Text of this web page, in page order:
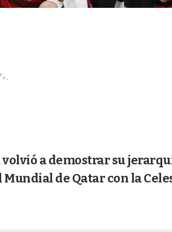
a demostrar su
de Qatar con la